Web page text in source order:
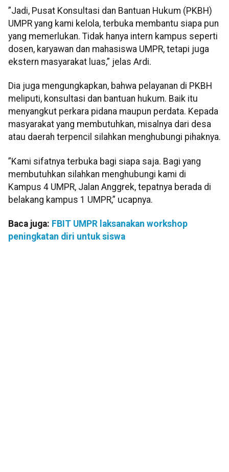
”Jadi, Pusat Konsultasi dan Bantuan Hukum (PKBH)
UMPR yang kami kelola, terbuka membantu siapa pun
yang memerlukan. Tidak hanya intern kampus seperti
dosen, karyawan dan mahasiswa UMPR, tetapi juga
ekstern masyarakat luas,” jelas Ardi.
Dia juga mengungkapkan, bahwa pelayanan di PKBH
meliputi, konsultasi dan bantuan hukum. Baik itu
menyangkut perkara pidana maupun perdata. Kepada
masyarakat yang membutuhkan, misalnya dari desa
atau daerah terpencil silahkan menghubungi pihaknya.
”Kami sifatnya terbuka bagi siapa saja. Bagi yang
membutuhkan silahkan menghubungi kami di
Kampus 4 UMPR, Jalan Anggrek, tepatnya berada di
belakang kampus 1 UMPR,” ucapnya.
Baca juga: FBIT UMPR laksanakan workshop
peningkatan diri untuk siswa